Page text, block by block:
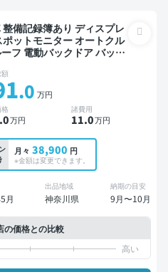
ットモニター オートクル
フ 電動バックドア バック
.0 万円
.0万円
諸費用
11.0万円
月々 38,900 円
※金額は変更できます。
月
出品地域
神奈川県
納期の目安
9月〜10月
の価格との比較